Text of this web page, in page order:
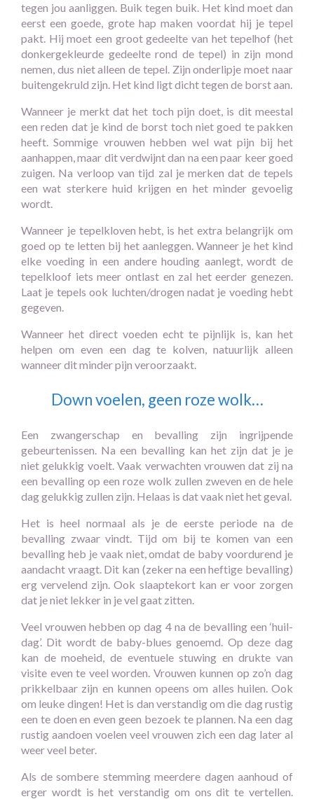
tegen jou aanliggen. Buik tegen buik. Het kind moet dan
eerst een goede, grote hap maken voordat hij je tepel
pakt. Hij moet een groot gedeelte van het tepelhof (het
donkergekleurde gedeelte rond de tepel) in zijn mond
nemen, dus niet alleen de tepel. Zijn onderlipje moet naar
buitengekruld zijn. Het kind ligt dicht tegen de borst aan.
Wanneer je merkt dat het toch pijn doet, is dit meestal
een reden dat je kind de borst toch niet goed te pakken
heeft. Sommige vrouwen hebben wel wat pijn bij het
aanhappen, maar dit verdwijnt dan na een paar keer goed
zuigen. Na verloop van tijd zal je merken dat de tepels
een wat sterkere huid krijgen en het minder gevoelig
wordt.
Wanneer je tepelkloven hebt, is het extra belangrijk om
goed op te letten bij het aanleggen. Wanneer je het kind
elke voeding in een andere houding aanlegt, wordt de
tepelkloof iets meer ontlast en zal het eerder genezen.
Laat je tepels ook luchten/drogen nadat je voeding hebt
gegeven.
Wanneer het direct voeden echt te pijnlijk is, kan het
helpen om even een dag te kolven, natuurlijk alleen
wanneer dit minder pijn veroorzaakt.
Down voelen, geen roze wolk…
Een zwangerschap en bevalling zijn ingrijpende
gebeurtenissen. Na een bevalling kan het zijn dat je je
niet gelukkig voelt. Vaak verwachten vrouwen dat zij na
een bevalling op een roze wolk zullen zweven en de hele
dag gelukkig zullen zijn. Helaas is dat vaak niet het geval.
Het is heel normaal als je de eerste periode na de
bevalling zwaar vindt. Tijd om bij te komen van een
bevalling heb je vaak niet, omdat de baby voordurend je
aandacht vraagt. Dit kan (zeker na een heftige bevalling)
erg vervelend zijn. Ook slaaptekort kan er voor zorgen
dat je niet lekker in je vel gaat zitten.
Veel vrouwen hebben op dag 4 na de bevalling een ‘huil-
dag’. Dit wordt de baby-blues genoemd. Op deze dag
kan de moeheid, de eventuele stuwing en drukte van
visite even te veel worden. Vrouwen kunnen op zo’n dag
prikkelbaar zijn en kunnen opeens om alles huilen. Ook
om leuke dingen! Het is dan verstandig om die dag rustig
een te doen en even geen bezoek te plannen. Na een dag
rustig aandoen voelen veel vrouwen zich een dag later al
weer veel beter.
Als de sombere stemming meerdere dagen aanhoud of
erger wordt is het verstandig om ons dit te vertellen.